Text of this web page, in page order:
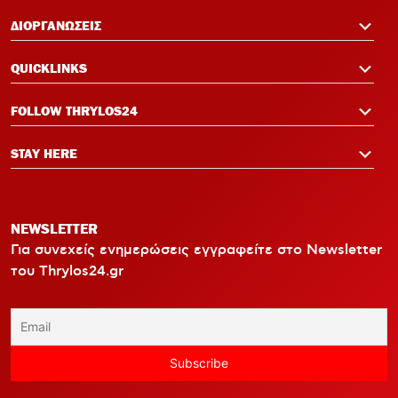
ΔΙΟΡΓΑΝΩΣΕΙΣ
QUICKLINKS
FOLLOW THRYLOS24
STAY HERE
NEWSLETTER
Για συνεχείς ενημερώσεις εγγραφείτε στο Newsletter
του Thrylos24.gr